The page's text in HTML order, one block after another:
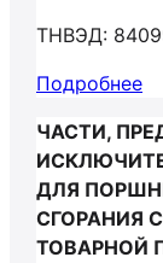
ТНВЭД:
Подробнее
ЧАСТИ,
ДЛЯ
СГОРАНИЯ
ТОВАРНОЙ